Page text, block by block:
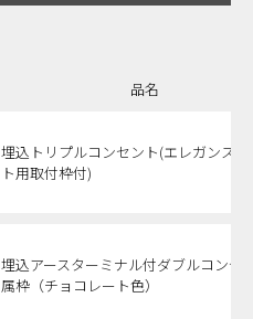
品名
埋込トリプルコンセント(エレガンス
ト用取付枠付)
埋込アースターミナル付ダブルコンセ
属枠（チョコレート色）